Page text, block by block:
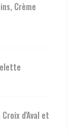
Crème
d'Aval et